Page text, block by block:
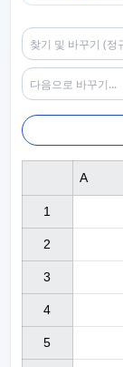
1
2
3
4
5
A